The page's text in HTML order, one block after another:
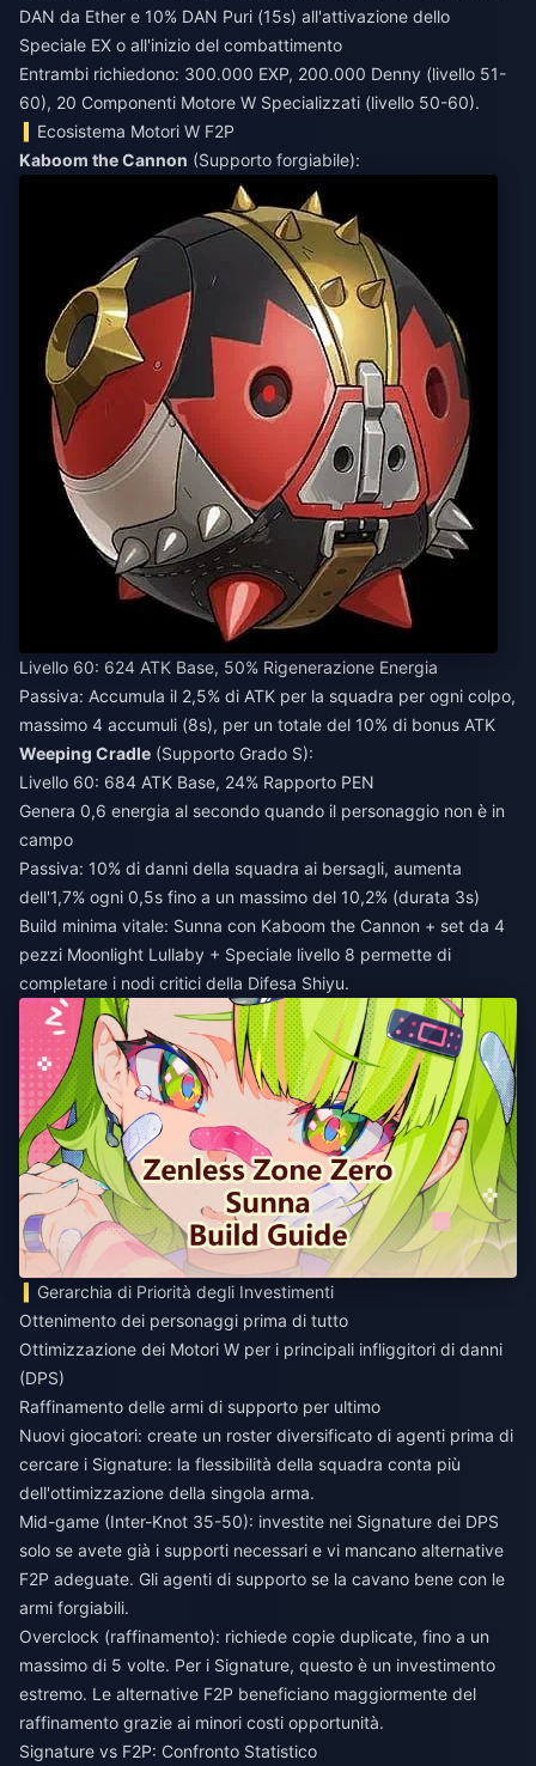
DAN da Ether e 10% DAN Puri (15s) all'attivazione dello
Speciale EX o all'inizio del combattimento
Entrambi richiedono: 300.000 EXP, 200.000 Denny (livello 51-
60), 20 Componenti Motore W Specializzati (livello 50-60).
Ecosistema Motori W F2P
Kaboom the Cannon (Supporto forgiabile):
Livello 60: 624 ATK Base, 50% Rigenerazione Energia
Passiva: Accumula il 2,5% di ATK per la squadra per ogni colpo,
massimo 4 accumuli (8s), per un totale del 10% di bonus ATK
Weeping Cradle (Supporto Grado S):
Livello 60: 684 ATK Base, 24% Rapporto PEN
Genera 0,6 energia al secondo quando il personaggio non è in
campo
Passiva: 10% di danni della squadra ai bersagli, aumenta
dell'1,7% ogni 0,5s fino a un massimo del 10,2% (durata 3s)
Build minima vitale: Sunna con Kaboom the Cannon + set da 4
pezzi Moonlight Lullaby + Speciale livello 8 permette di
completare i nodi critici della Difesa Shiyu.
Gerarchia di Priorità degli Investimenti
Ottenimento dei personaggi prima di tutto
Ottimizzazione dei Motori W per i principali infliggitori di danni
(DPS)
Raffinamento delle armi di supporto per ultimo
Nuovi giocatori: create un roster diversificato di agenti prima di
cercare i Signature: la flessibilità della squadra conta più
dell'ottimizzazione della singola arma.
Mid-game (Inter-Knot 35-50): investite nei Signature dei DPS
solo se avete già i supporti necessari e vi mancano alternative
F2P adeguate. Gli agenti di supporto se la cavano bene con le
armi forgiabili.
Overclock (raffinamento): richiede copie duplicate, fino a un
massimo di 5 volte. Per i Signature, questo è un investimento
estremo. Le alternative F2P beneficiano maggiormente del
raffinamento grazie ai minori costi opportunità.
Signature vs F2P: Confronto Statistico